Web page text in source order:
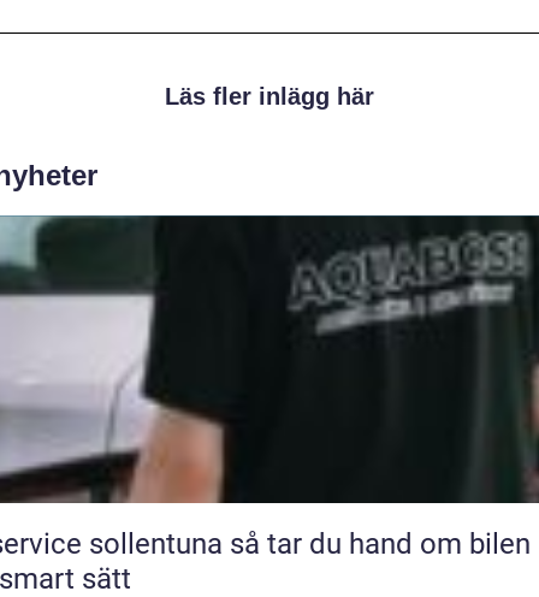
Läs fler inlägg här
sollentuna så tar du hand om bilen på
sätt